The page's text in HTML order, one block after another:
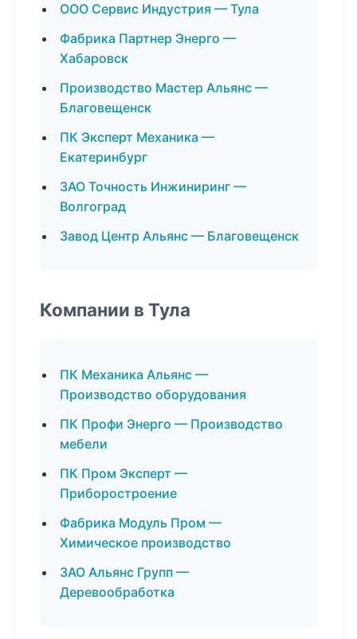
ООО Сервис Индустрия — Тула
Фабрика Партнер Энерго —
Хабаровск
Производство Мастер Альянс —
Благовещенск
ПК Эксперт Механика —
Екатеринбург
ЗАО Точность Инжиниринг —
Волгоград
Завод Центр Альянс — Благовещенск
Компании в Тула
ПК Механика Альянс —
Производство оборудования
ПК Профи Энерго — Производство
мебели
ПК Пром Эксперт —
Приборостроение
Фабрика Модуль Пром —
Химическое производство
ЗАО Альянс Групп —
Деревообработка